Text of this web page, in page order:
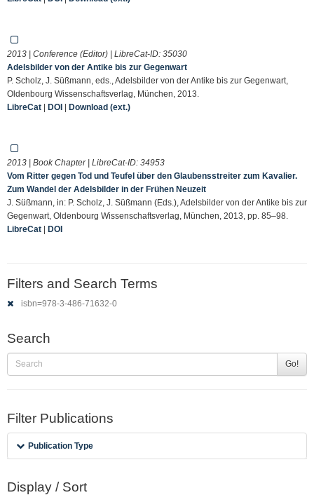
2013 | Conference (Editor) | LibreCat-ID: 35030
Adelsbilder von der Antike bis zur Gegenwart
P. Scholz, J. Süßmann, eds., Adelsbilder von der Antike bis zur Gegenwart,
Oldenbourg Wissenschaftsverlag, München, 2013.
LibreCat | DOI | Download (ext.)
2013 | Book Chapter | LibreCat-ID: 34953
Vom Ritter gegen Tod und Teufel über den Glaubensstreiter zum Kavalier.
Zum Wandel der Adelsbilder in der Frühen Neuzeit
J. Süßmann, in: P. Scholz, J. Süßmann (Eds.), Adelsbilder von der Antike bis zur
Gegenwart, Oldenbourg Wissenschaftsverlag, München, 2013, pp. 85–98.
LibreCat | DOI
Filters and Search Terms
isbn=978-3-486-71632-0
Search
Go!
Filter Publications
Publication Type
Display / Sort